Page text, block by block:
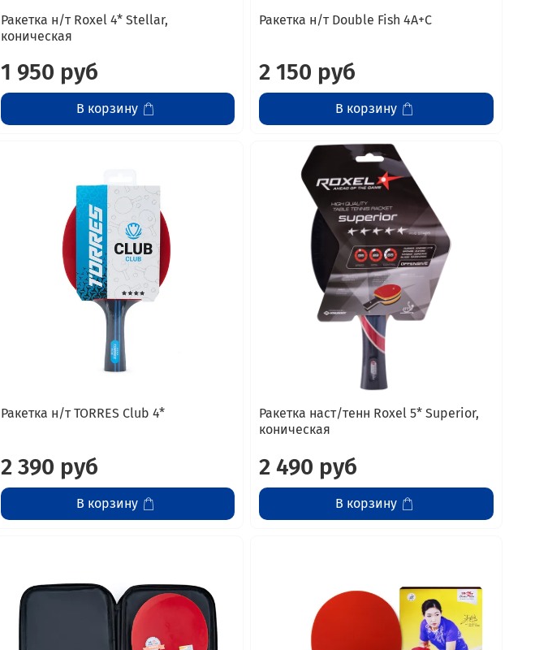
Ракетка н/т Roxel 4* Stellar,
коническая
1 950 руб
В корзину
Ракетка н/т Double Fish 4A+C
2 150 руб
В корзину
Ракетка н/т TORRES Club 4*
2 390 руб
В корзину
Ракетка наст/тенн Roxel 5* Superior,
коническая
2 490 руб
В корзину